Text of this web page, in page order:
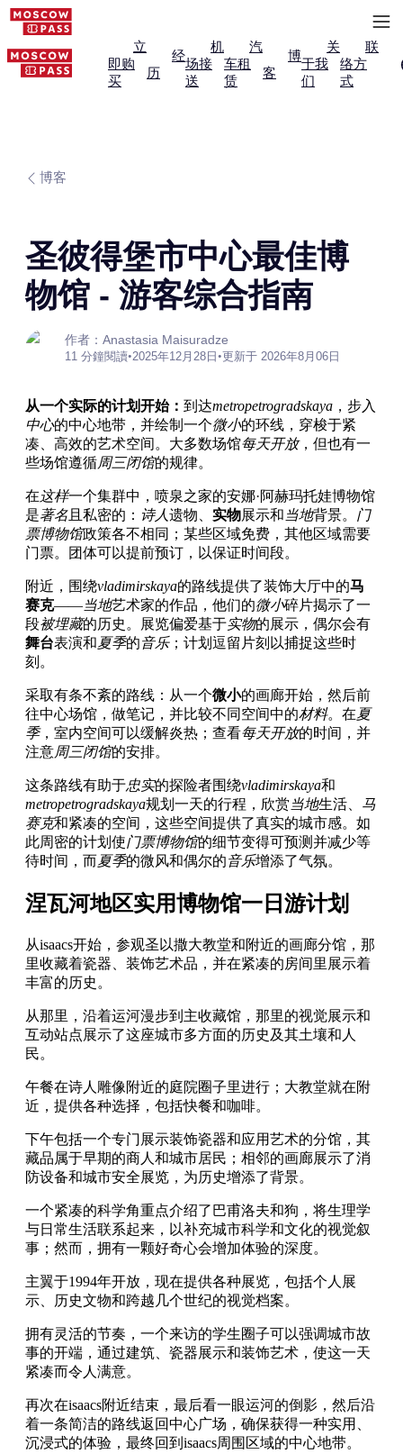
立
即购
买
经
历
机
场接
送
汽
车租
赁
博
客
关
于我
们
联
络方
式
博客
圣彼得堡市中心最佳博
物馆 - 游客综合指南
作者：Anastasia Maisuradze
11 分鐘閱讀•2025年12月28日 •更新于 2026年8月06日
从一个实际的计划开始： 到达metropetrogradskaya ，步入
中心的中心地带，并绘制一个微小的环线，穿梭于紧
凑、高效的艺术空间。大多数场馆每天开放，但也有一
些场馆遵循周三闭馆的规律。
在这样一个集群中，喷泉之家的安娜·阿赫玛托娃博物馆
是著名 且私密的： 诗人遗物、 实物展示和 当地背景。 门
票博物馆政策各不相同；某些区域免费，其他区域需要
门票。团体可以提前预订，以保证时间段。
附近，围绕vladimirskaya的路线提供了装饰大厅中的马
赛克——当地艺术家的作品，他们的微小碎片揭示了一
段被埋藏的历史。展览偏爱基于实物的展示，偶尔会有
舞台表演和夏季的音乐；计划逗留片刻以捕捉这些时
刻。
采取有条不紊的路线：从一个微小的画廊开始，然后前
往中心场馆，做笔记，并比较不同空间中的材料。在夏
季，室内空间可以缓解炎热；查看每天开放的时间，并
注意周三闭馆的安排。
这条路线有助于忠实的探险者围绕vladimirskaya和
metropetrogradskaya规划一天的行程，欣赏 当地生活、 马
赛克和紧凑的空间，这些空间提供了真实的城市感。如
此周密的计划使门票博物馆的细节变得可预测并减少等
待时间，而夏季的微风和偶尔的音乐增添了气氛。
涅瓦河地区实用博物馆一日游计划
从isaacs开始，参观圣以撒大教堂和附近的画廊分馆，那
里收藏着瓷器、装饰艺术品，并在紧凑的房间里展示着
丰富的历史。
从那里，沿着运河漫步到主收藏馆，那里的视觉展示和
互动站点展示了这座城市多方面的历史及其土壤和人
民。
午餐在诗人雕像附近的庭院圈子里进行；大教堂就在附
近，提供各种选择，包括快餐和咖啡。
下午包括一个专门展示装饰瓷器和应用艺术的分馆，其
藏品属于早期的商人和城市居民；相邻的画廊展示了消
防设备和城市安全展览，为历史增添了背景。
一个紧凑的科学角重点介绍了巴甫洛夫和狗，将生理学
与日常生活联系起来，以补充城市科学和文化的视觉叙
事；然而，拥有一颗好奇心会增加体验的深度。
主翼于1994年开放，现在提供各种展览，包括个人展
示、历史文物和跨越几个世纪的视觉档案。
拥有灵活的节奏，一个来访的学生圈子可以强调城市故
事的开端，通过建筑、瓷器展示和装饰艺术，使这一天
紧凑而令人满意。
再次在isaacs附近结束，最后看一眼运河的倒影，然后沿
着一条简洁的路线返回中心广场，确保获得一种实用、
沉浸式的体验，最终回到isaacs周围区域的中心地带。